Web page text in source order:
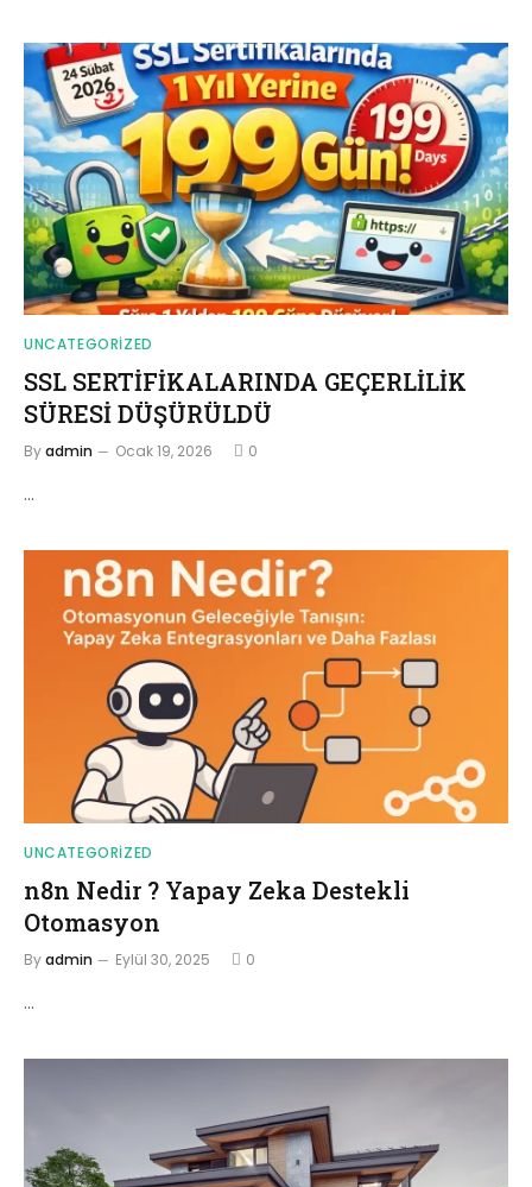
UNCATEGORIZED
SSL SERTİFİKALARINDA GEÇERLİLİK
SÜRESİ DÜŞÜRÜLDÜ
Byadmin Ocak 19, 2026 0
…
UNCATEGORIZED
n8n Nedir ? Yapay Zeka Destekli
Otomasyon
Byadmin Eylül 30, 2025 0
…